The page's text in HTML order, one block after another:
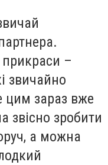
прикраси –
звичайно
цим зараз вже
звісно зробити
а можна